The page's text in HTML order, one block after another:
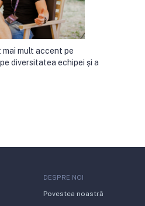
mai mult accent pe
diversitatea echipei și a
DESPRE NOI
Povestea noastră